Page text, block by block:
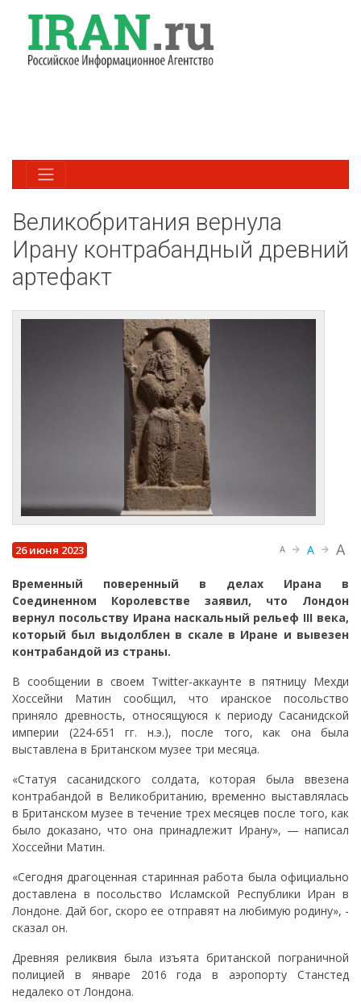
Великобритания вернула
Ирану контрабандный древний
артефакт
26 июня 2023 A A A
Временный поверенный в делах Ирана в
Соединенном Королевстве заявил, что Лондон
вернул посольству Ирана наскальный рельеф III века,
который был выдолблен в скале в Иране и вывезен
контрабандой из страны.
В сообщении в своем Twitter-аккаунте в пятницу Мехди
Хоссейни Матин сообщил, что иранское посольство
приняло древность, относящуюся к периоду Сасанидской
империи (224-651 гг. н.э.), после того, как она была
выставлена ​​в Британском музее три месяца.
«Статуя сасанидского солдата, которая была ввезена
контрабандой в Великобританию, временно выставлялась
в Британском музее в течение трех месяцев после того, как
было доказано, что она принадлежит Ирану», — написал
Хоссейни Матин.
«Сегодня драгоценная старинная работа была официально
доставлена ​​в посольство Исламской Республики Иран в
Лондоне. Дай бог, скоро ее отправят на любимую родину», -
сказал он.
Древняя реликвия была изъята британской пограничной
полицией в январе 2016 года в аэропорту Станстед
недалеко от Лондона.